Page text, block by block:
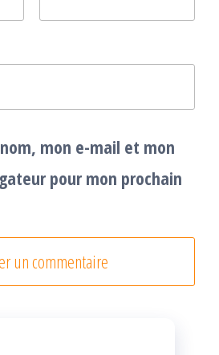
mon e-mail et mon
pour mon prochain